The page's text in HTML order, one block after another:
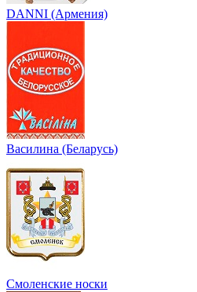
DANNI (Армения)
Василина (Беларусь)
Смоленские носки